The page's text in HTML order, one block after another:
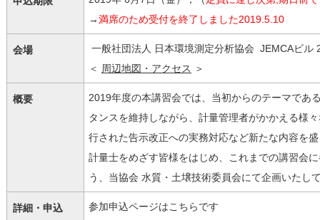
→満席のため受付を終了しました2019.5.10
会場
一般社団法人 日本環境測定分析協会 JEMCAビル
＜ 周辺地図・アクセス ＞
概要
2019年度の本講習会では、当初からのテーマであ
タンスを維持しながら、計量管理者がかかえる様
行された告示改正への実務対応など新たな内容を
計量士をめざす皆様をはじめ、これまでの講習会
う、当協会 水質・土壌技術委員会にて企画いたし
詳細・申込
参加申込ページはこちらです